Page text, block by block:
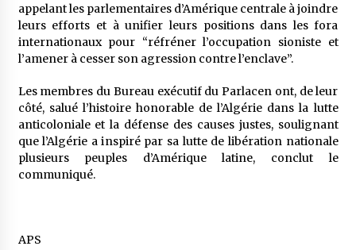
appelant les parlementaires d’Amérique centrale à joindre
leurs efforts et à unifier leurs positions dans les fora
internationaux pour “réfréner l’occupation sioniste et
l’amener à cesser son agression contre l’enclave”.
Les membres du Bureau exécutif du Parlacen ont, de leur
côté, salué l’histoire honorable de l’Algérie dans la lutte
anticoloniale et la défense des causes justes, soulignant
que l’Algérie a inspiré par sa lutte de libération nationale
plusieurs peuples d’Amérique latine, conclut le
communiqué.
APS